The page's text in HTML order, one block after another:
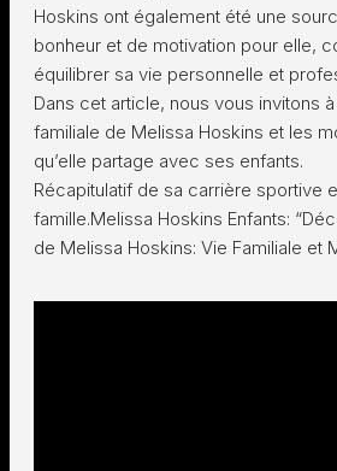
Hoskins ont également été une
bonheur et de motivation pour elle,
équilibrer sa vie personnelle et
Dans cet article, nous vous invitons
familiale de Melissa Hoskins et les
qu’elle partage avec ses enfants.
Récapitulatif de sa carrière sportive
famille.Melissa Hoskins Enfants:
de Melissa Hoskins: Vie Familiale et